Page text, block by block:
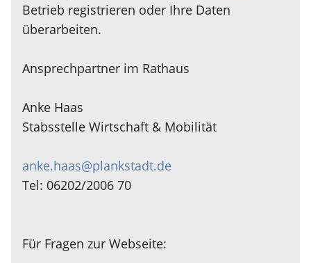
Betrieb registrieren oder Ihre Daten
überarbeiten.
Ansprechpartner im Rathaus
Anke Haas
Stabsstelle Wirtschaft & Mobilität
anke.haas@plankstadt.de
Tel: 06202/2006 70
Für Fragen zur Webseite: